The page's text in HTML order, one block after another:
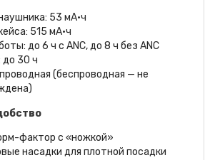
53 мА·ч
515 мА·ч
до 6 ч с ANC, до 8 ч без ANC
до 30 ч
(беспроводная — не
фактор с «ножкой»
насадки для плотной посадки